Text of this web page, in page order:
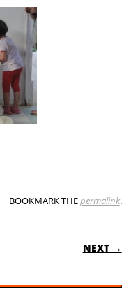
BOOKMARK THEpermalink.
NEXT →